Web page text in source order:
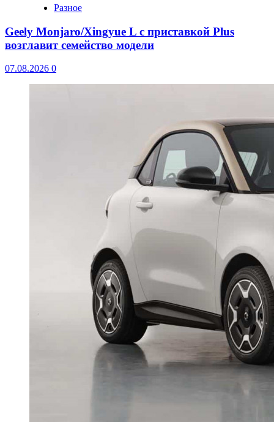
Разное
Geely Monjaro/Xingyue L с приставкой Plus
возглавит семейство модели
07.08.2026 0